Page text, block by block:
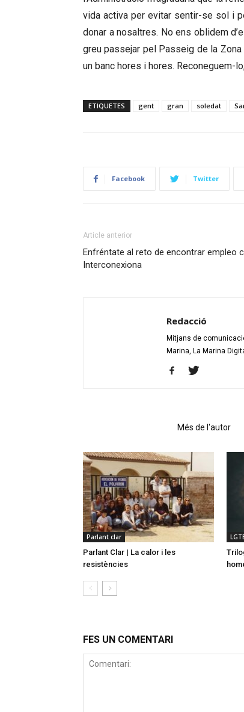
vida activa per evitar sentir-se sol i
donar a nosaltres. No ens oblidem
greu passejar pel Passeig de la
un banc hores i hores. Reconeguem-
ETIQUETES gent gran soledat
Facebook Twitter
Article anterior
Enfréntate al reto de encontrar empleo
Interconexiona
Redacció
Mitjans de
Marina, La Marina
Més de l'autor
Parlant clar
Parlant Clar | La calor i les
resistències
FES UN COMENTARI